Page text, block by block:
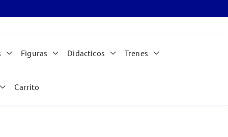
Figuras Didacticos Trenes
Carrito